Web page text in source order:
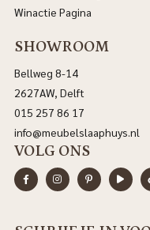
Winactie Pagina
SHOWROOM
Bellweg 8-14
2627AW, Delft
015 257 86 17
info@meubelslaaphuys.nl
VOLG ONS